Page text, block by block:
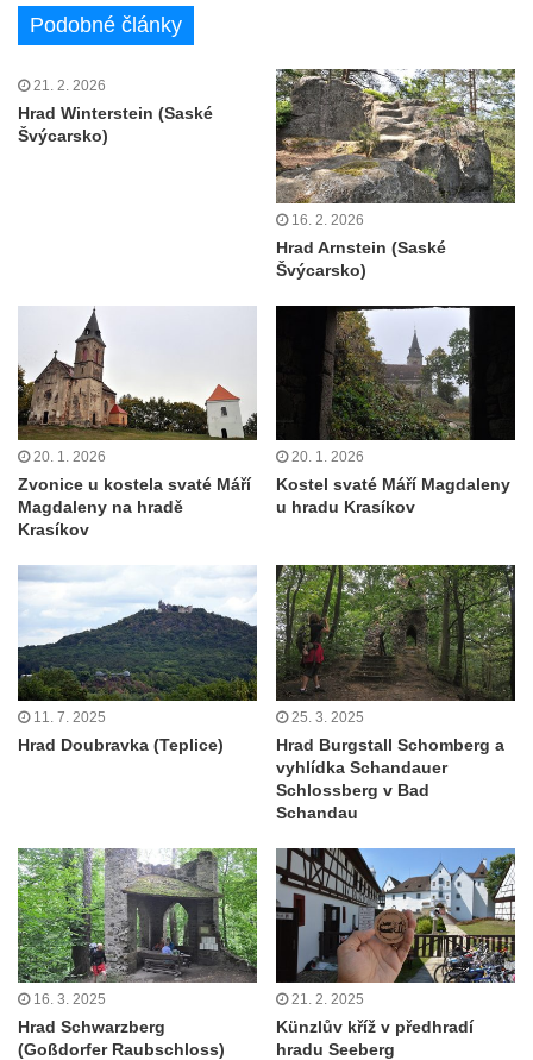
Podobné články
21. 2. 2026
Hrad Winterstein (Saské
Švýcarsko)
16. 2. 2026
Hrad Arnstein (Saské
Švýcarsko)
20. 1. 2026
Zvonice u kostela svaté Máří
Magdaleny na hradě
Krasíkov
20. 1. 2026
Kostel svaté Máří Magdaleny
u hradu Krasíkov
11. 7. 2025
Hrad Doubravka (Teplice)
25. 3. 2025
Hrad Burgstall Schomberg a
vyhlídka Schandauer
Schlossberg v Bad
Schandau
16. 3. 2025
Hrad Schwarzberg
(Goßdorfer Raubschloss)
21. 2. 2025
Künzlův kříž v předhradí
hradu Seeberg